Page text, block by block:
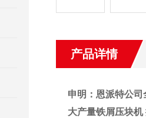
产品详情
申明：恩派特公司
大产量铁屑压块机